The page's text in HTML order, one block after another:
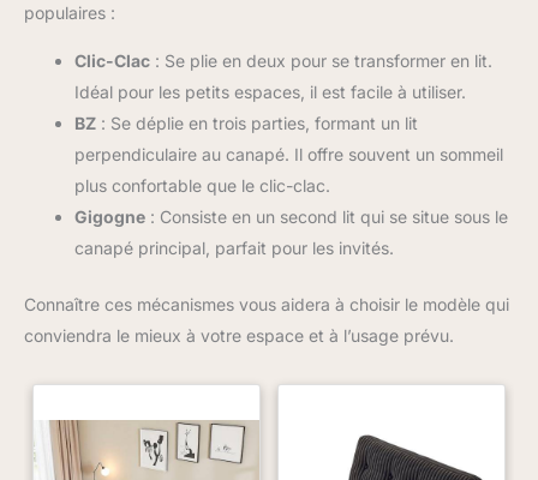
populaires :
Clic-Clac : Se plie en deux pour se transformer en lit.
Idéal pour les petits espaces, il est facile à utiliser.
BZ : Se déplie en trois parties, formant un lit
perpendiculaire au canapé. Il offre souvent un sommeil
plus confortable que le clic-clac.
Gigogne : Consiste en un second lit qui se situe sous le
canapé principal, parfait pour les invités.
Connaître ces mécanismes vous aidera à choisir le modèle qui
conviendra le mieux à votre espace et à l’usage prévu.